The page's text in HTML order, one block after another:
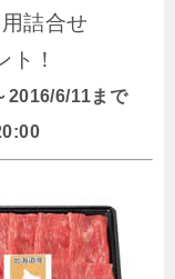
詰合せ
ト！
6/11まで